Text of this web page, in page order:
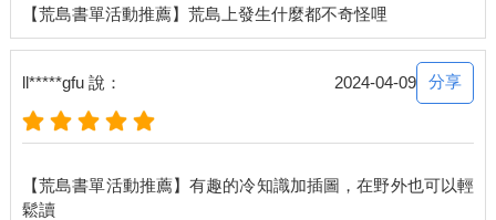
ll*****gfu 說： 2024-04-09 分享
【荒島書單活動推薦】有趣的冷知識加插圖，在野外也可以輕
鬆讀